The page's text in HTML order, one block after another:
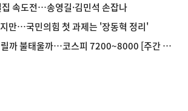
속도전…송영길·김민석 손잡나
만…국민의힘 첫 과제는 '장동혁 정리'
까 불태울까…코스피 7200~8000 [주간 증